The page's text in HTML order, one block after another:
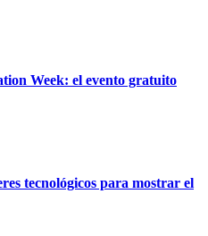
Week: el evento gratuito
tecnológicos para mostrar el